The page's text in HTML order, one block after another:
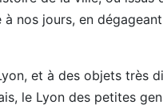
à nos jours, en
et à des objets très
le Lyon des petites